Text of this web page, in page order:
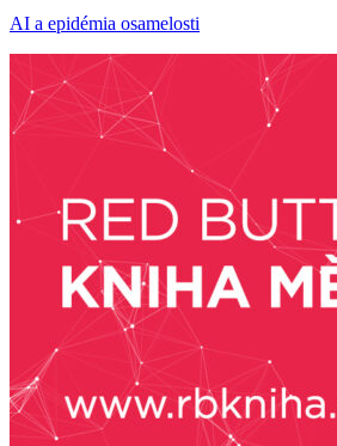
AI a epidémia osamelosti